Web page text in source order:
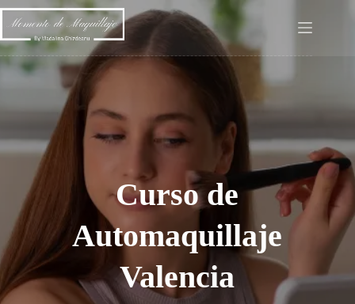
Saltar
contenido
Curso de
Automaquillaje
Valencia